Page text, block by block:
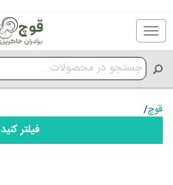
Toggle
navigation
قوچ/
فیلتر کنید